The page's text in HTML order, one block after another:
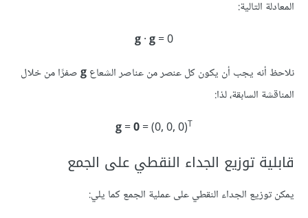
المعادلة التالية:
g·g= 0‪‪
نلاحظ أنه يجب أن يكون كل عنصر من عناصر الشعاعgصفرًا من خلال
المناقشة السابقة، لذا:
g=0= (0, 0, 0)T‪
قابلية توزيع الجداء النقطي على الجمع
يمكن توزيع الجداء النقطي على عملية الجمع كما يلي: